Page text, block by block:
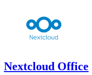
Nextcloud Office